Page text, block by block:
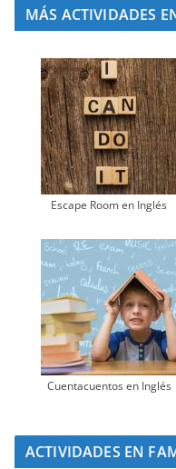
MÁS ACTIVIDADES
Escape Room en Inglés
Cuentacuentos en Inglés
ACTIVIDADES EN